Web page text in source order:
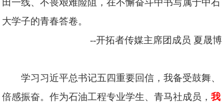
田一线、不畏艰难险阻，在不懈奋斗中书写属于中石
大学子的青春答卷。
--开拓者传媒主席团成员 夏晟博
学习习近平总书记五四重要回信，我备受鼓舞、
倍感振奋。作为石油工程专业学生、青马社成员，我